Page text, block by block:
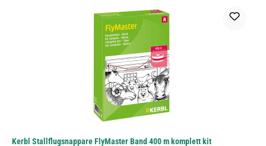
Kerbl Stallflugsnappare FlyMaster Band 400 m komplett kit